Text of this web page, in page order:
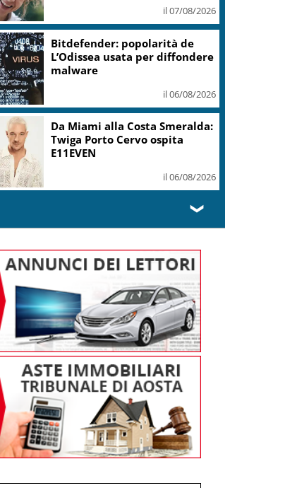
il 07/08/2026
Bitdefender: popolarità de
L’Odissea usata per diffondere
malware
il 06/08/2026
Da Miami alla Costa Smeralda:
Twiga Porto Cervo ospita
E11EVEN
il 06/08/2026
❯